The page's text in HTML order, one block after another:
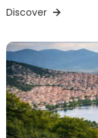
Discover